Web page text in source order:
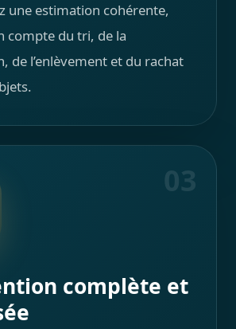
une estimation cohérente,
compte du tri, de la
de l’enlèvement et du rachat
03
complète et